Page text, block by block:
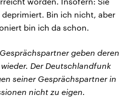
Bin ich nicht, aber
bin ich da schon.
geben deren
Der Deutschlandfunk
seiner Gesprächspartner in
nicht zu eigen.